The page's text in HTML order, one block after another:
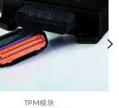
TPM模块